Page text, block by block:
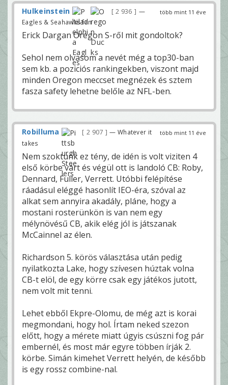
több mint 11 éve
Hulkeinstein 2 936
—
Eagles & Seahawks fan
Erick Dargan Oregon S-ről mit gondoltok?
Sehol nem olvasom a nevét még a top30-ban
sem kb. a poziciós rankingekben, viszont majd
minden Oregon meccset megnézek és sztem
fasza safety lehetne belőle az NFL-ben.
több mint 11 éve
Robilluma 2 907
— Whatever it
takes
Nem szoktunk ez tény, de idén is volt viziten 4
első körbe várt és végül ott is landoló CB: Roby,
Dennard, Fuller, Verrett. Utóbbi felépítése
ráadásul eléggé hasonlít IEO-éra, szóval az
alkat sem annyira akadály, pláne, hogy a
mostani rosterünkön is van nem egy
mélynövésű CB, akik elég jól is játszanak
McCainnel az élen.
Richardson 5. körös választása után pedig
nyilatkozta Lake, hogy szívesen húztak volna
CB-t elöl, de egy körre csak egy játékos jutott,
nem volt mit tenni.
Lehet ebből Ekpre-Olomu, de még azt is korai
megmondani, hogy hol. Írtam neked szezon
előtt, hogy a mérete miatt úgyis csúszni fog pár
embernél, és most már egyre többen írják 2.
körbe. Simán kimehet Verrett helyén, de később
is egy rossz combine-nal.